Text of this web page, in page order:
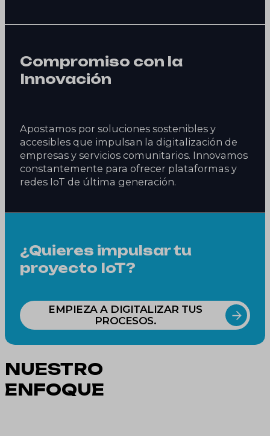
Compromiso con la
Innovación
Apostamos por soluciones sostenibles y
accesibles que impulsan la digitalización de
empresas y servicios comunitarios. Innovamos
constantemente para ofrecer plataformas y
redes IoT de última generación.
¿Quieres impulsar tu
proyecto IoT?
EMPIEZA A DIGITALIZAR TUS
PROCESOS.
NUESTRO
ENFOQUE